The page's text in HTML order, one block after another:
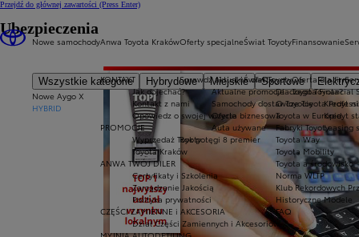
Przejdź do głównej zawartości (Press Enter)
Nowe samochody
Wszystkie kategorie Hybrydowe Miejskie Sportowe
Nowe Aygo X
HYBRID
Anwa Toyota Kraków
KONTAKT
Jak dojechać?
Kontakt z nami
Opowiedz o swojej wizycie
PROMOCJE
Wyprzedaż Toyoty
Toyota Kraków
ANWA TWÓJ DILER
Certyfikaty i Szkolenia
Zarządzanie Jakością
Polityka prywatności
CZĘŚCI ZAMIENNE i AKCESORIA
Dział Części Zamiennych i Akcesoriów
Oferty specjalne
Sprawdź aktualne oferty
Aktualne promocje
Samochody dostawcze Toyota
Oferta biznesowa
Auta używane
Rok potęgi 8 premier
Świat Toyoty
Świat Toyoty
Dlaczego Toyota?
O Toyocie
Toyota w Europie
Fabryki Toyoty
Toyota Way
Toyota Mobility
Toyota a środowisko
Norma WLTP
Klub Rekordowych
Historyczne Modele
FAQ
Finansowanie
Oferta dla firm
Toyota Financial
Kredyt
Kredyt
Leasing
Ubezpieczenia